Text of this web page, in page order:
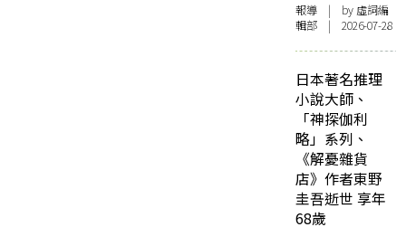
報導 | by 虛詞編
輯部 | 2026-07-28
日本著名推理
小說大師、
「神探伽利
略」系列、
《解憂雜貨
店》作者東野
圭吾逝世 享年
68歲